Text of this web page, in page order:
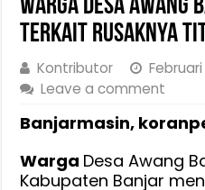
Warga Desa Awang
Terkait Rusaknya
Kontributor Februari
Leave a comment
Banjarmasin,
Warga Desa Awang
Kabupaten Banjar